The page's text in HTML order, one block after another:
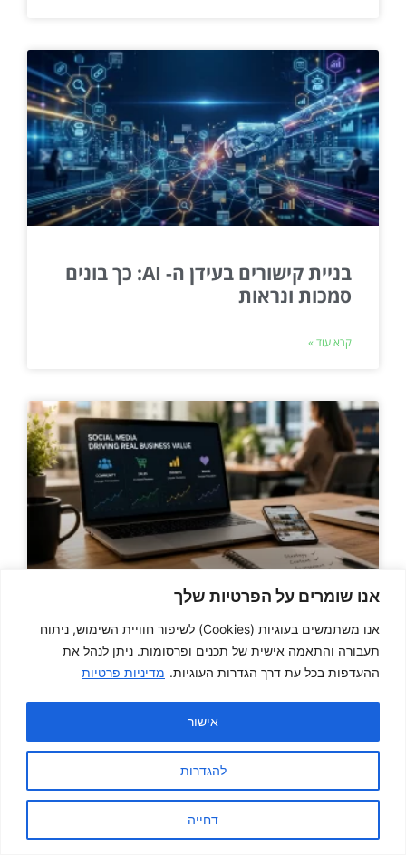
אנו שומרים על הפרטיות שלך
אנו משתמשים בעוגיות (Cookies) לשיפור חוויית השימוש, ניתוח
תעבורה והתאמה אישית של תכנים ופרסומות. ניתן לנהל את
ההעדפות בכל עת דרך הגדרות העוגיות. מדיניות פרטיות
להגדרות
דחייה
אישור
בניית קישורים בעידן ה- AI: כך בונים
סמכות ונראות
קרא עוד »
השפעת הרשתות החברתיות על
עסקים: הרבה מעבר ללייקים וחשיפה